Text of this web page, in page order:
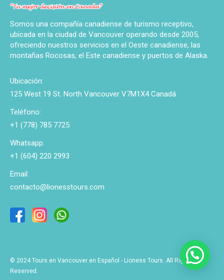
Somos una compañía canadiense de turismo receptivo,
ubicada en la ciudad de Vancouver operando desde 2005,
ofreciendo nuestros servicios en el Oeste canadiense, las
montañas Rocosas, el Este canadiense y puertos de Alaska.
Ubicación:
125 West 19 St. North Vancouver V7M1X4 Canadá
Teléfono:
+1 (778) 785 7725
Whatsapp:
+1 (604) 220 2993
Email:
contacto@lionesstours.com
© 2024 Tours en Vancouver en Español - Lioness Tours. All Rights
Reserved.